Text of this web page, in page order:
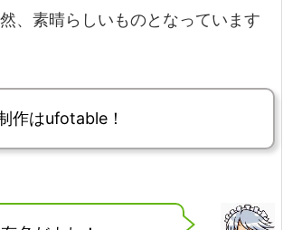
、素晴らしいものとなっています
作はufotable！